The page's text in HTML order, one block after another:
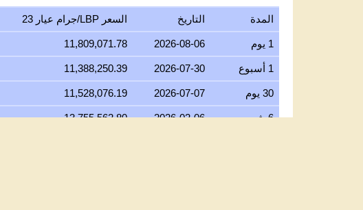
26 يوليو 2026 349,945,722.29
11,250,754.97
25 يوليو 2026 349,945,722.29
11,250,754.97
24 يوليو 2026 351,099,198.10
11,287,839.22
23 يوليو 2026 349,908,036.50
11,249,543.37
22 يوليو 2026 358,581,311.39
11,528,389.16
المدة التاريخ السعر LBP/جرام عيار 23
1 يوم 2026-08-06
11,809,071.78
1 أسبوع 2026-07-30
11,388,250.39
30 يوم 2026-07-07
11,528,076.19
6 شهور 2026-02-06
13,755,562.80